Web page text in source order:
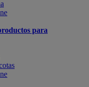
para